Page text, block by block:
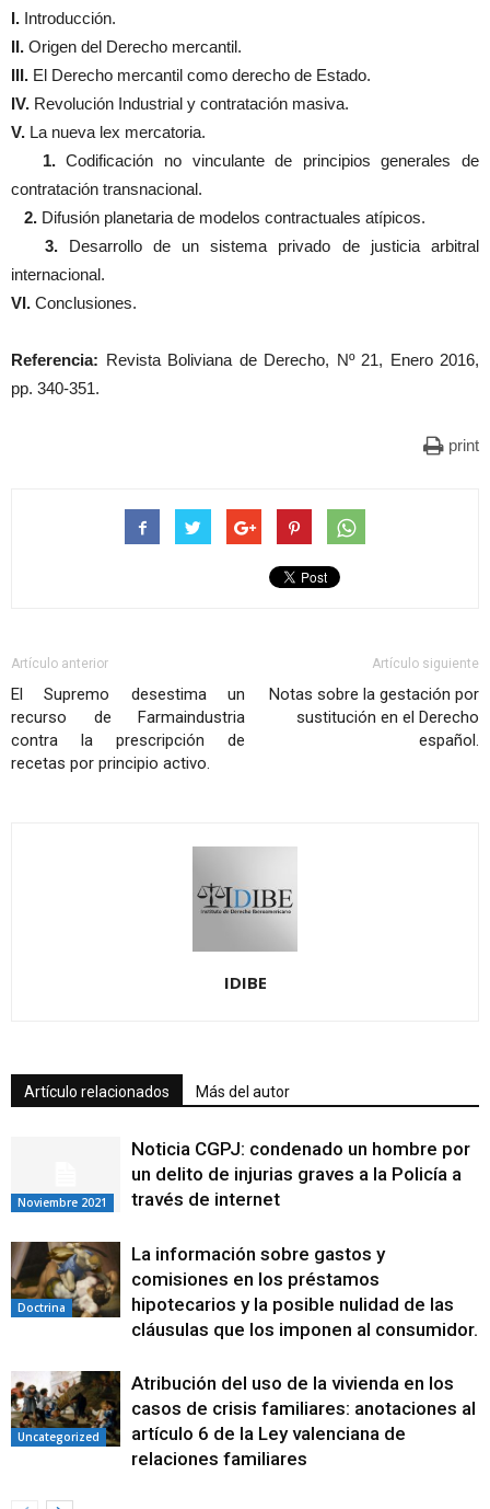
I. Introducción.
II. Origen del Derecho mercantil.
III. El Derecho mercantil como derecho de Estado.
IV. Revolución Industrial y contratación masiva.
V. La nueva lex mercatoria.
1.Codificación no vinculante de principios generales de
contratación transnacional.
2. Difusión planetaria de modelos contractuales atípicos.
3.Desarrollo de un sistema privado de justicia arbitral
internacional.
VI. Conclusiones.
Referencia: Revista Boliviana de Derecho, Nº 21, Enero 2016,
pp. 340-351.
print
Artículo anterior
El Supremo desestima un
recurso de Farmaindustria
contra la prescripción de
recetas por principio activo.
Artículo siguiente
Notas sobre la gestación por
sustitución en el Derecho
español.
IDIBE
Artículo relacionados Más del autor
Noviembre 2021
Noticia CGPJ: condenado un hombre por
un delito de injurias graves a la Policía a
través de internet
Doctrina
La información sobre gastos y
comisiones en los préstamos
hipotecarios y la posible nulidad de las
cláusulas que los imponen al consumidor.
Uncategorized
Atribución del uso de la vivienda en los
casos de crisis familiares: anotaciones al
artículo 6 de la Ley valenciana de
relaciones familiares